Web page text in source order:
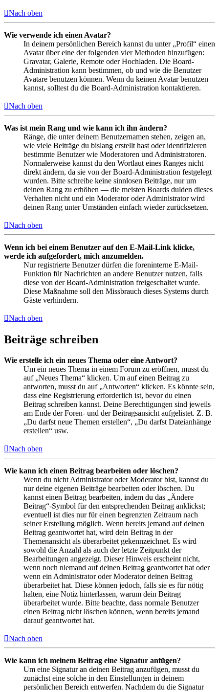
Nach oben
Wie verwende ich einen Avatar?
In deinem persönlichen Bereich kannst du unter „Profil“ einen
Avatar über eine der folgenden vier Methoden hinzufügen:
Gravatar, Galerie, Remote oder Hochladen. Die Board-
Administration kann bestimmen, ob und wie die Benutzer
Avatare benutzen können. Wenn du keinen Avatar benutzen
kannst, solltest du die Board-Administration kontaktieren.
Nach oben
Was ist mein Rang und wie kann ich ihn ändern?
Ränge, die unter deinem Benutzernamen stehen, zeigen an,
wie viele Beiträge du bislang erstellt hast oder identifizieren
bestimmte Benutzer wie Moderatoren und Administratoren.
Normalerweise kannst du den Wortlaut eines Ranges nicht
direkt ändern, da sie von der Board-Administration festgelegt
wurden. Bitte schreibe keine sinnlosen Beiträge, nur um
deinen Rang zu erhöhen — die meisten Boards dulden dieses
Verhalten nicht und ein Moderator oder Administrator wird
deinen Rang unter Umständen einfach wieder zurücksetzen.
Nach oben
Wenn ich bei einem Benutzer auf den E-Mail-Link klicke,
werde ich aufgefordert, mich anzumelden.
Nur registrierte Benutzer dürfen die foreninterne E-Mail-
Funktion für Nachrichten an andere Benutzer nutzen, falls
diese von der Board-Administration freigeschaltet wurde.
Diese Maßnahme soll den Missbrauch dieses Systems durch
Gäste verhindern.
Nach oben
Beiträge schreiben
Wie erstelle ich ein neues Thema oder eine Antwort?
Um ein neues Thema in einem Forum zu eröffnen, musst du
auf „Neues Thema“ klicken. Um auf einen Beitrag zu
antworten, musst du auf „Antworten“ klicken. Es könnte sein,
dass eine Registrierung erforderlich ist, bevor du einen
Beitrag schreiben kannst. Deine Berechtigungen sind jeweils
am Ende der Foren- und der Beitragsansicht aufgelistet. Z. B.
„Du darfst neue Themen erstellen“, „Du darfst Dateianhänge
erstellen“ usw.
Nach oben
Wie kann ich einen Beitrag bearbeiten oder löschen?
Wenn du nicht Administrator oder Moderator bist, kannst du
nur deine eigenen Beiträge bearbeiten oder löschen. Du
kannst einen Beitrag bearbeiten, indem du das „Ändere
Beitrag“-Symbol für den entsprechenden Beitrag anklickst;
eventuell ist dies nur für einen begrenzten Zeitraum nach
seiner Erstellung möglich. Wenn bereits jemand auf deinen
Beitrag geantwortet hat, wird dein Beitrag in der
Themenansicht als überarbeitet gekennzeichnet. Es wird
sowohl die Anzahl als auch der letzte Zeitpunkt der
Bearbeitungen angezeigt. Dieser Hinweis erscheint nicht,
wenn noch niemand auf deinen Beitrag geantwortet hat oder
wenn ein Administrator oder Moderator deinen Beitrag
überarbeitet hat. Diese können jedoch, falls sie es für nötig
halten, eine Notiz hinterlassen, warum dein Beitrag
überarbeitet wurde. Bitte beachte, dass normale Benutzer
einen Beitrag nicht löschen können, wenn bereits jemand
darauf geantwortet hat.
Nach oben
Wie kann ich meinem Beitrag eine Signatur anfügen?
Um eine Signatur an deinen Beitrag anzufügen, musst du
zunächst eine solche in den Einstellungen in deinem
persönlichen Bereich entwerfen. Nachdem du die Signatur